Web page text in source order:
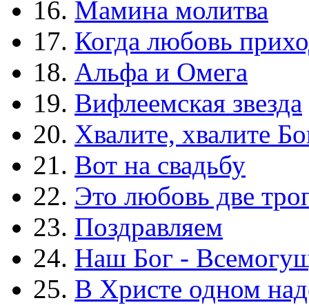
16. Мамина молитва
17. Когда любовь
18. Альфа и Омега
19. Вифлеемская звезда
20. Хвалите, хвалите
21. Вот на свадьбу
22. Это любовь две
23. Поздравляем
24. Наш Бог -
25. В Христе одном